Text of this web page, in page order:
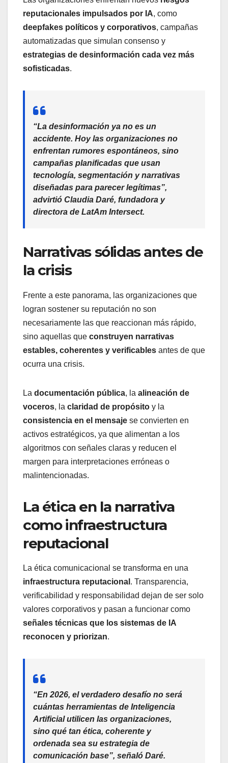
reputacionales impulsados por IA, como
deepfakes políticos y corporativos, campañas
automatizadas que simulan consenso y
estrategias de desinformación cada vez más
sofisticadas.
“La desinformación ya no es un
accidente. Hoy las organizaciones no
enfrentan rumores espontáneos, sino
campañas planificadas que usan
tecnología, segmentación y narrativas
diseñadas para parecer legítimas”,
advirtió Claudia Daré, fundadora y
directora de LatAm Intersect.
Narrativas sólidas antes de
la crisis
Frente a este panorama, las organizaciones que
logran sostener su reputación no son
necesariamente las que reaccionan más rápido,
sino aquellas que construyen narrativas
estables, coherentes y verificables antes de que
ocurra una crisis.
La documentación pública, la alineación de
voceros, la claridad de propósito y la
consistencia en el mensaje se convierten en
activos estratégicos, ya que alimentan a los
algoritmos con señales claras y reducen el
margen para interpretaciones erróneas o
malintencionadas.
La ética en la narrativa
como infraestructura
reputacional
La ética comunicacional se transforma en una
infraestructura reputacional . Transparencia,
verificabilidad y responsabilidad dejan de ser solo
valores corporativos y pasan a funcionar como
señales técnicas que los sistemas de IA
reconocen y priorizan.
“En 2026, el verdadero desafío no será
cuántas herramientas de Inteligencia
Artificial utilicen las organizaciones,
sino qué tan ética, coherente y
ordenada sea su estrategia de
comunicación base”, señaló Daré.